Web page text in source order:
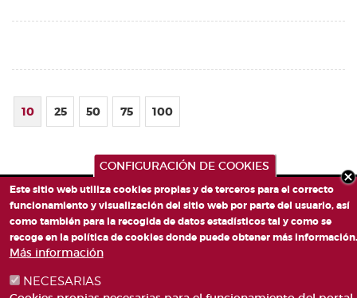
10 25 50 75 100
CONFIGURACIÓN DE COOKIES
Este sitio web utiliza cookies propias y de terceros para el correcto
funcionamiento y visualización del sitio web por parte del usuario, así
como también para la recogida de datos estadísticos tal y como se
recoge en la política de cookies donde puede obtener más información.
Más información
NECESARIAS